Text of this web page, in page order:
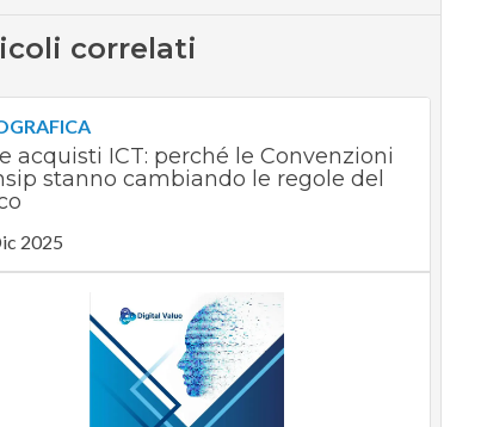
correlati
acquisti ICT: perché le Convenzioni
stanno cambiando le regole del
2025